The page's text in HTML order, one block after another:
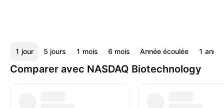
1 jour 5 jours 1 mois 6 mois Année écoulée 1
Comparer avec NASDAQ Biotechnology